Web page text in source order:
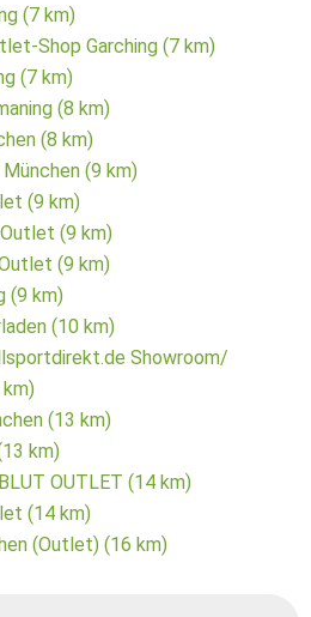
(7 km)
Shop Garching (7 km)
(7 km)
(8 km)
(8 km)
(9 km)
(9 km)
(9 km)
(9 km)
(9 km)
(10 km)
Showroom/
(13 km)
km)
OUTLET (14 km)
(14 km)
(Outlet) (16 km)